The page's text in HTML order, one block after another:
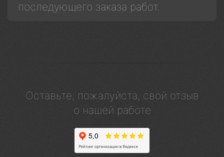
последующего заказа работ.
Оставьте, пожалуйста, свой отзыв
о нашей работе